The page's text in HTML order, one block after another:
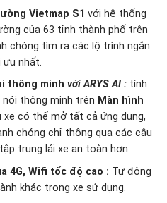
Vietmap S1 với hệ thống
của 63 tỉnh thành phố trên
chóng tìm ra các lộ trình ngắn
nhất.
thông minh với ARYS AI : tính
nói thông minh trên Màn hình
xe có thể mở tất cả ứng dụng,
chóng chỉ thông qua các câu
trung lái xe an toàn hơn
4G, Wifi tốc độ cao : Tự động
khác trong xe sử dụng.